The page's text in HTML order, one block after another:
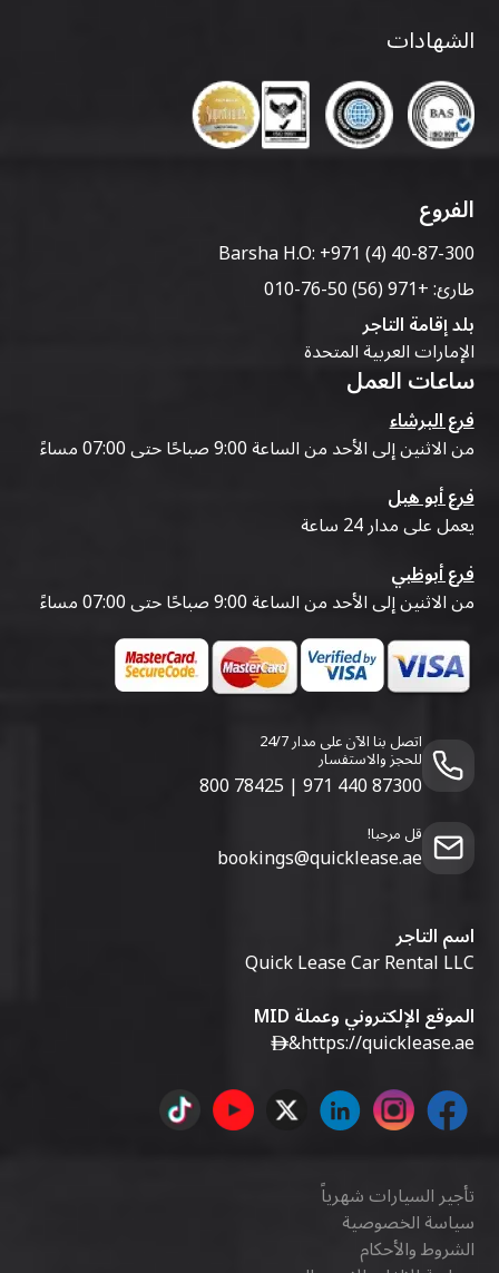
الشهادات
الفروع
Barsha H.O:+971 (4) 40-87-300
طارئ:+971 (56) 50-76-010
بلد إقامة التاجر
الإمارات العربية المتحدة
ساعات العمل
فرع البرشاء
من الاثنين إلى الأحد من الساعة 9:00 صباحًا حتى 07:00 مساءً
فرع أبو هيل
يعمل على مدار 24 ساعة
فرع أبوظبي
من الاثنين إلى الأحد من الساعة 9:00 صباحًا حتى 07:00 مساءً
اتصل بنا الآن على مدار 24/7
للحجز والاستفسار
800 78425 | 971 440 87300
قل مرحبا!
bookings@quicklease.ae
اسم التاجر
Quick Lease Car Rental LLC
الموقع الإلكتروني وعملة MID
https://quicklease.ae
&
تأجير السيارات شهرياً
سياسة الخصوصية
الشروط والأحكام